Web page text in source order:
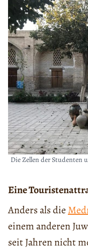
Die Zellen der Studenten
Eine
Anders als die
einem anderen
seit Jahren nicht